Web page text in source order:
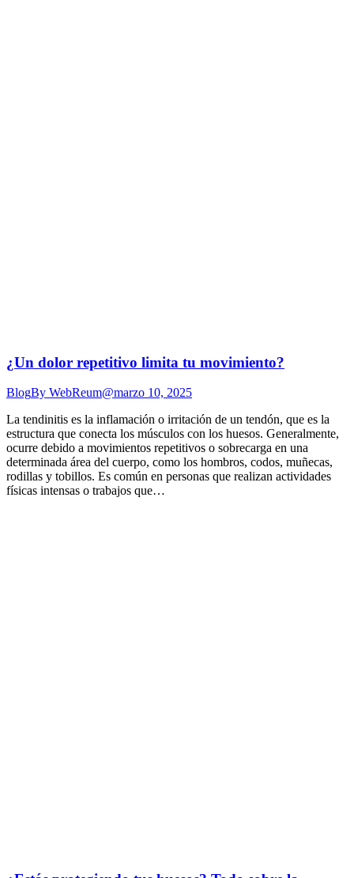
¿Un dolor repetitivo limita tu movimiento?
BlogBy WebReum@marzo 10, 2025
La tendinitis es la inflamación o irritación de un tendón, que es la
estructura que conecta los músculos con los huesos. Generalmente,
ocurre debido a movimientos repetitivos o sobrecarga en una
determinada área del cuerpo, como los hombros, codos, muñecas,
rodillas y tobillos. Es común en personas que realizan actividades
físicas intensas o trabajos que…